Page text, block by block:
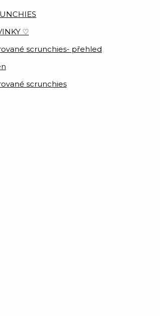
♡
scrunchies- přehled
scrunchies